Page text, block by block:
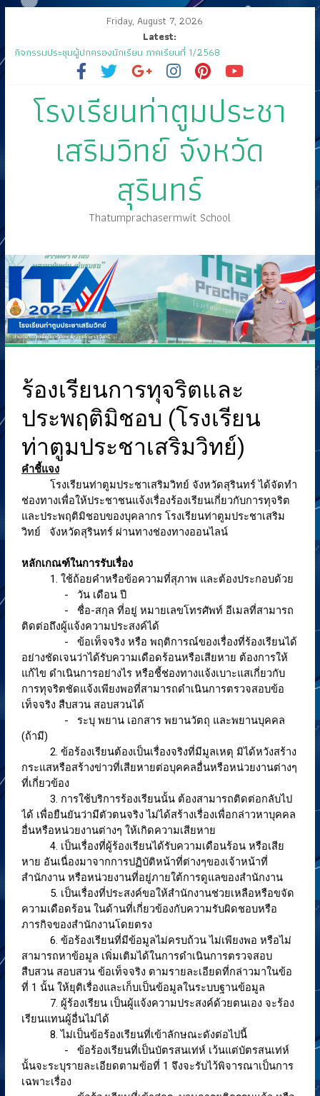
Friday, August 7, 2026
Latest:
กิจกรรมประชุมผู้ปกครองนักเรียน ภาคเรียนที่ 1/2568
ส่งเสด็จสู่ฟากฟ้าสุราลัย
ขอเชิญร่วมงานแสดงมุทิตาจิต คุณครูสมพงษ์ โสมสุข
กิจกรรมการประกวดแข่งขัน เนื่องในกิจกรรม “วันสุนทรภู่ สู่วันภาษาไทย”
ประจำปีการศึกษา ๒๕๖๘
🤍💚 ขอเรียนเชิญนักเรียนเข้าร่วมพิธีวันไหว้ครู “ไหว้ครู บูชาคุณ” ประจำวันที่
๑๒ มิถุนายน ปี ๒๕๖๘
โรงเรียนท่าตูมประชา
เสริมวิทย์ จังหวัด
สุรินทร์
Thatumprachasermwit School